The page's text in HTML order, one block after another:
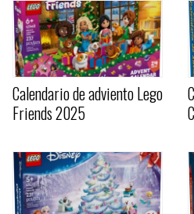
Calendario de adviento Lego
Friends 2025